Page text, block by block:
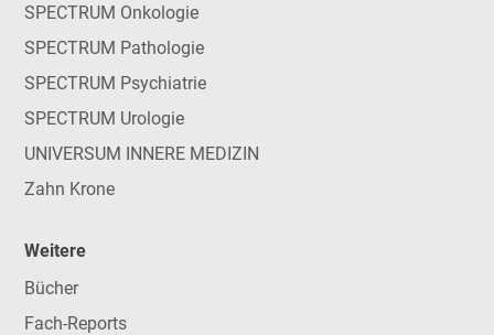
SPECTRUM Onkologie
SPECTRUM Pathologie
SPECTRUM Psychiatrie
SPECTRUM Urologie
UNIVERSUM INNERE MEDIZIN
Zahn Krone
Weitere
Bücher
Fach-Reports